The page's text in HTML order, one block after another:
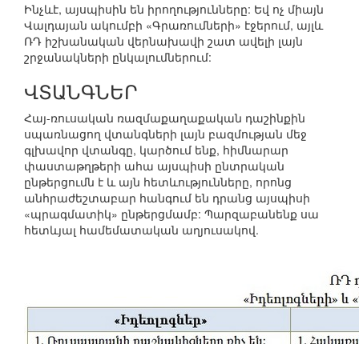
Ինչևէ, այսպիսին են իրողությունները: Եվ ոչ միայն
Վալդայան ակումբի «Գրառումների» էջերում, այլև
ՌԴ իշխանական վերնախավի շատ ավելի լայն
շրջանակների ընկալումներում:
ՎՏԱՆԳՆԵՐ
Հայ-ռուսական ռազմաքաղաքական դաշինքին
սպառնացող վտանգների լայն բազմության մեջ
գլխավոր վտանգը, կարծում ենք, հիմնարար
փաստաթղթերի ահա այսպիսի ընտրական
ընթերցումն է և այն հետևությունները, որոնց
անհրաժեշտաբար հանգում են դրանց այսպիսի
«պրագմատիկ» ընթերցմամբ: Պարզաբանենք սա
հետևյալ համեմատական աղյուսակով.